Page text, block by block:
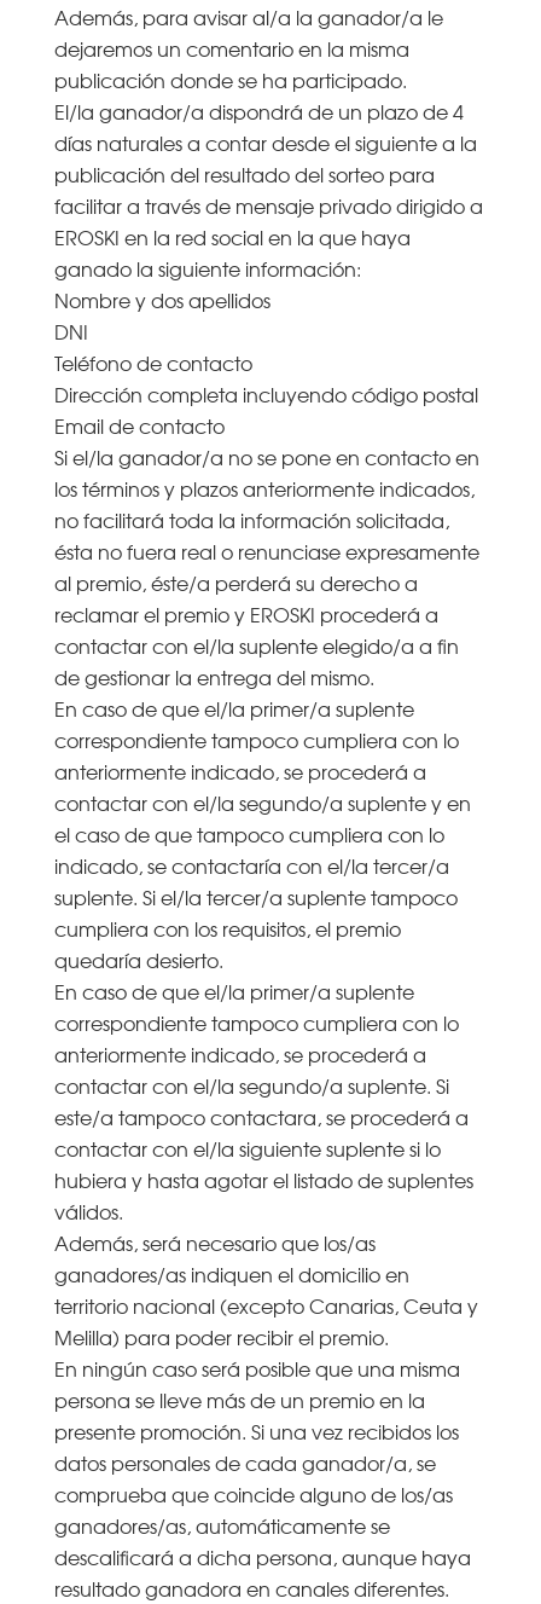
Además, para avisar al/a la ganador/a le
dejaremos un comentario en la misma
publicación donde se ha participado.
El/la ganador/a dispondrá de un plazo de 4
días naturales a contar desde el siguiente a la
publicación del resultado del sorteo para
facilitar a través de mensaje privado dirigido a
EROSKI en la red social en la que haya
ganado la siguiente información:
Nombre y dos apellidos
DNI
Teléfono de contacto
Dirección completa incluyendo código postal
Email de contacto
Si el/la ganador/a no se pone en contacto en
los términos y plazos anteriormente indicados,
no facilitará toda la información solicitada,
ésta no fuera real o renunciase expresamente
al premio, éste/a perderá su derecho a
reclamar el premio y EROSKI procederá a
contactar con el/la suplente elegido/a a fin
de gestionar la entrega del mismo.
En caso de que el/la primer/a suplente
correspondiente tampoco cumpliera con lo
anteriormente indicado, se procederá a
contactar con el/la segundo/a suplente y en
el caso de que tampoco cumpliera con lo
indicado, se contactaría con el/la tercer/a
suplente. Si el/la tercer/a suplente tampoco
cumpliera con los requisitos, el premio
quedaría desierto.
En caso de que el/la primer/a suplente
correspondiente tampoco cumpliera con lo
anteriormente indicado, se procederá a
contactar con el/la segundo/a suplente. Si
este/a tampoco contactara, se procederá a
contactar con el/la siguiente suplente si lo
hubiera y hasta agotar el listado de suplentes
válidos.
Además, será necesario que los/as
ganadores/as indiquen el domicilio en
territorio nacional (excepto Canarias, Ceuta y
Melilla) para poder recibir el premio.
En ningún caso será posible que una misma
persona se lleve más de un premio en la
presente promoción. Si una vez recibidos los
datos personales de cada ganador/a, se
comprueba que coincide alguno de los/as
ganadores/as, automáticamente se
descalificará a dicha persona, aunque haya
resultado ganadora en canales diferentes.